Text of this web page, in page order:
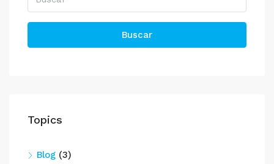
Buscar
Topics
Blog (3)